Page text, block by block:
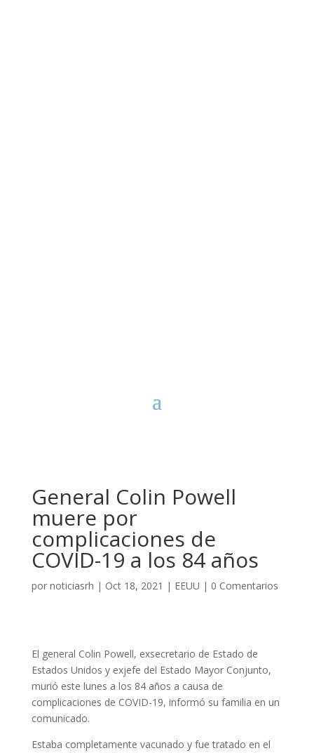
General Colin Powell
muere por
complicaciones de
COVID-19 a los 84 años
por noticiasrh | Oct 18, 2021 | EEUU | 0 Comentarios
El general Colin Powell, exsecretario de Estado de
Estados Unidos y exjefe del Estado Mayor Conjunto,
murió este lunes a los 84 años a causa de
complicaciones de COVID-19, informó su familia en un
comunicado.
Estaba completamente vacunado y fue tratado en el